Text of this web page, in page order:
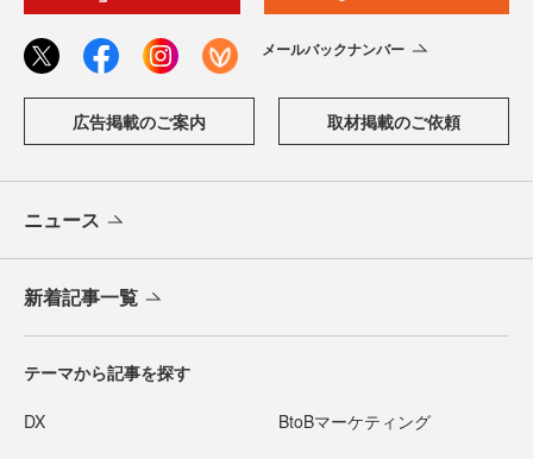
メールバックナンバー
広告掲載のご案内 取材掲載のご依頼
ニュース
新着記事一覧
テーマから記事を探す
DX BtoBマーケティング